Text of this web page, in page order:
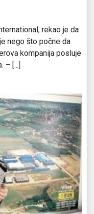
rekao je da
nego što počne da
kompanija posluje
– [...]